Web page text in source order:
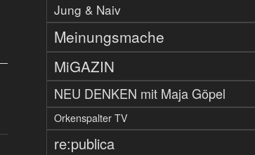
Jung & Naiv
Meinungsmache
MiGAZIN
NEU DENKEN mit Maja Göpel
Orkenspalter TV
re:publica